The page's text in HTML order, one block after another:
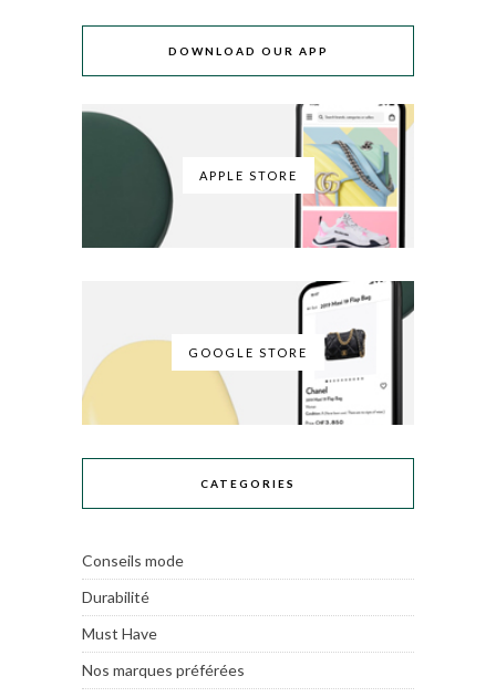
DOWNLOAD OUR APP
APPLE STORE
GOOGLE STORE
CATEGORIES
Conseils mode
Durabilité
Must Have
Nos marques préférées